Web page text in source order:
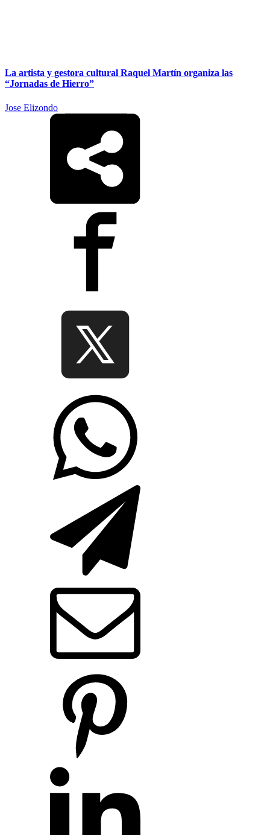
La artista y gestora cultural Raquel Martín organiza las
“Jornadas de Hierro”
Jose Elizondo